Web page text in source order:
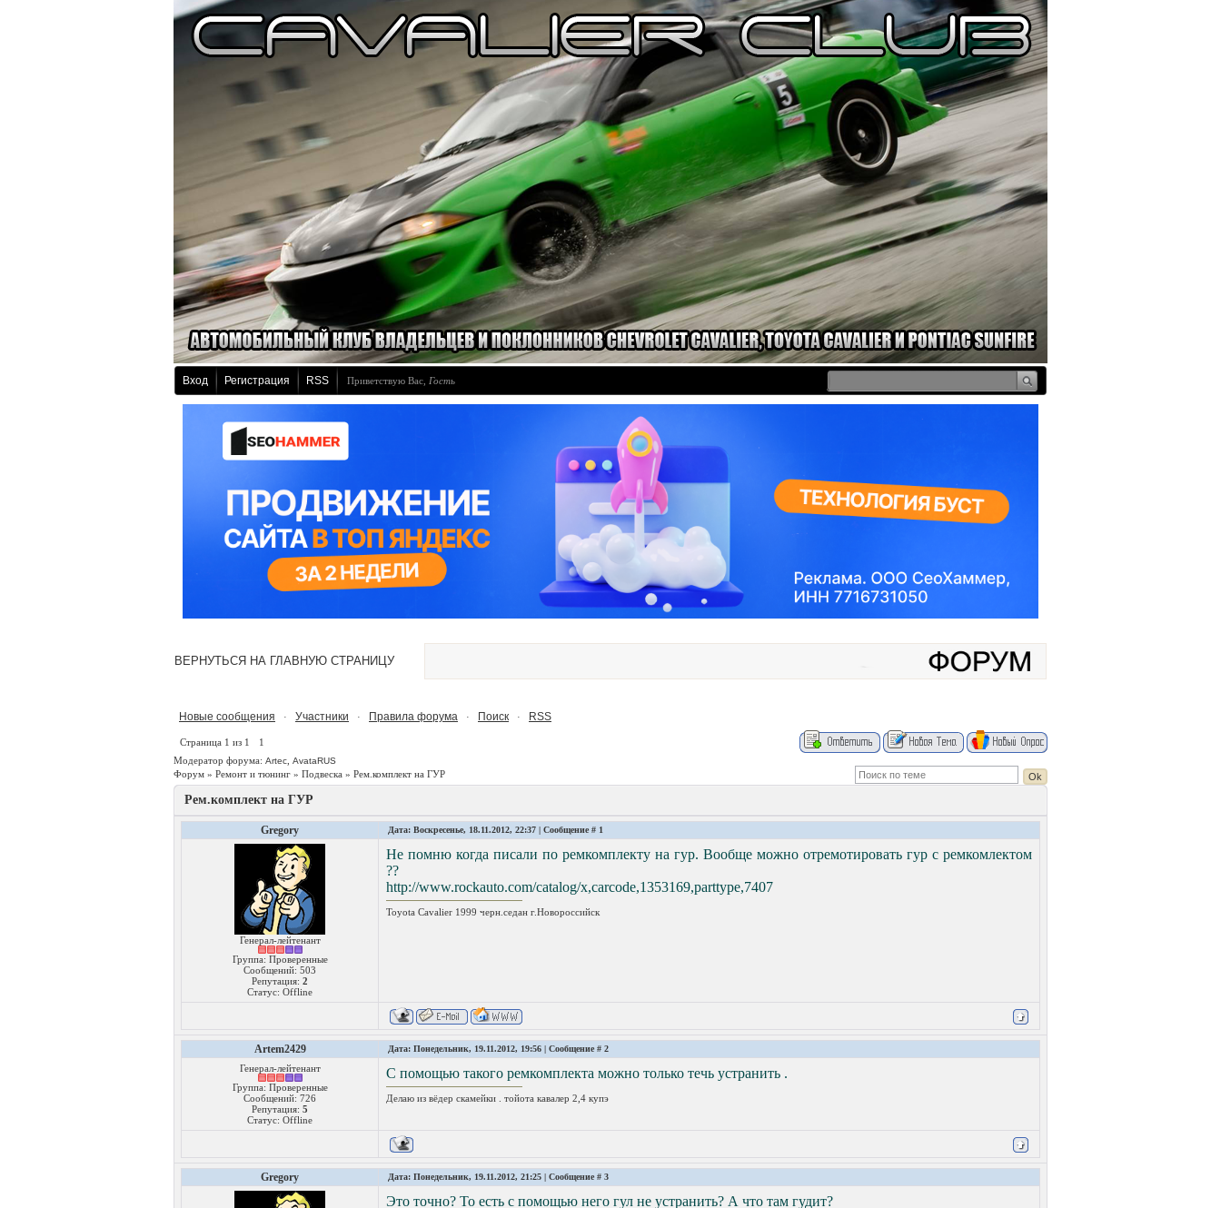
Вход Регистрация RSS Приветствую Вас Гость
ВЕРНУТЬСЯ НА ГЛАВНУЮ СТРАНИЦУ
Новые сообщения · Участники · Правила форума · Поиск · RSS
Страница 1 из 1
1
Модератор форума: Artec AvataRUS
Форум » Ремонт и тюнинг » Подвеска » Рем.комплект на ГУР
Рем.комплект на ГУР
Gregory Дата: Воскресенье, 18.11.2012, 22:37 | Сообщение # 1
Генерал-лейтенант
Группа: Проверенные
Сообщений: 503
Репутация: 2
Статус: Offline
Не помню когда писали по ремкомплекту на гур. Вообще можно отремотировать гур с ремкомлектом
??
http://www.rockauto.com/catalog/x,carcode,1353169,parttype,7407
Toyota Cavalier 1999 черн.седан г.Новороссийск
Artem2429 Дата: Понедельник, 19.11.2012, 19:56 | Сообщение # 2
Генерал-лейтенант
Группа: Проверенные
Сообщений: 726
Репутация: 5
Статус: Offline
С помощью такого ремкомплекта можно только течь устранить .
Делаю из вёдер скамейки . тойота кавалер 2,4 купэ
Gregory Дата: Понедельник, 19.11.2012, 21:25 | Сообщение # 3
Это точно? То есть с помощью него гул не устранить? А что там гудит?